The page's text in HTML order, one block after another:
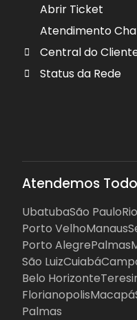
Abrir Ticket
Atendimento
Central do
Status da Rede
Atendemos
UbatubaSão Paulo
Porto VelhoManaus
Porto AlegrePalmas
São LuizCuiabá
Belo Horizonte
FlorianopolisMacapá
Palmas